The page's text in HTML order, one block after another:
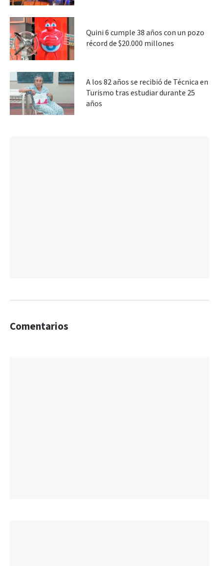
Quini 6 cumple 38 años con un pozo
récord de $20.000 millones
A los 82 años se recibió de Técnica en
Turismo tras estudiar durante 25
años
Comentarios